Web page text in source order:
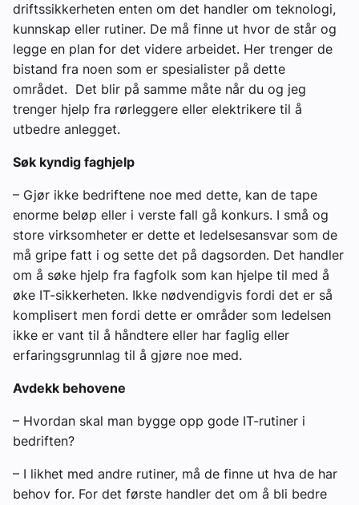
driftssikkerheten enten om det handler om teknologi,
kunnskap eller rutiner. De må finne ut hvor de står og
legge en plan for det videre arbeidet. Her trenger de
bistand fra noen som er spesialister på dette
området. Det blir på samme måte når du og jeg
trenger hjelp fra rørleggere eller elektrikere til å
utbedre anlegget.
Søk kyndig faghjelp
– Gjør ikke bedriftene noe med dette, kan de tape
enorme beløp eller i verste fall gå konkurs. I små og
store virksomheter er dette et ledelsesansvar som de
må gripe fatt i og sette det på dagsorden. Det handler
om å søke hjelp fra fagfolk som kan hjelpe til med å
øke IT-sikkerheten. Ikke nødvendigvis fordi det er så
komplisert men fordi dette er områder som ledelsen
ikke er vant til å håndtere eller har faglig eller
erfaringsgrunnlag til å gjøre noe med.
Avdekk behovene
– Hvordan skal man bygge opp gode IT-rutiner i
bedriften?
– I likhet med andre rutiner, må de finne ut hva de har
behov for. For det første handler det om å bli bedre